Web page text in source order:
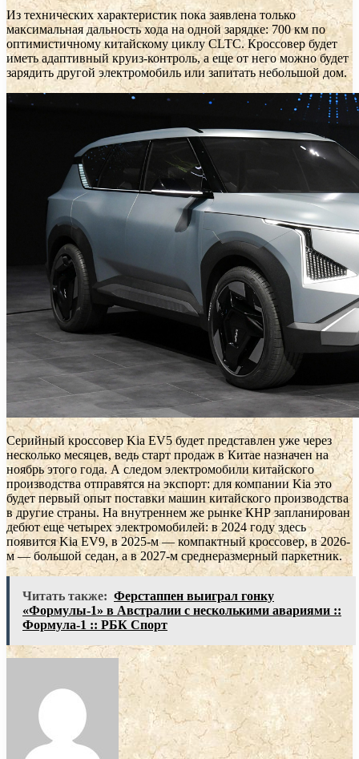
Из технических характеристик пока заявлена только
максимальная дальность хода на одной зарядке: 700 км по
оптимистичному китайскому циклу CLTC. Кроссовер будет
иметь адаптивный круиз-контроль, а еще от него можно будет
зарядить другой электромобиль или запитать небольшой дом.
Серийный кроссовер Kia EV5 будет представлен уже через
несколько месяцев, ведь старт продаж в Китае назначен на
ноябрь этого года. А следом электромобили китайского
производства отправятся на экспорт: для компании Kia это
будет первый опыт поставки машин китайского производства
в другие страны. На внутреннем же рынке КНР запланирован
дебют еще четырех электромобилей: в 2024 году здесь
появится Kia EV9, в 2025-м — компактный кроссовер, в 2026-
м — большой седан, а в 2027-м среднеразмерный паркетник.
Читать также: Ферстаппен выиграл гонку
«Формулы-1» в Австралии с несколькими авариями ::
Формула-1 :: РБК Спорт